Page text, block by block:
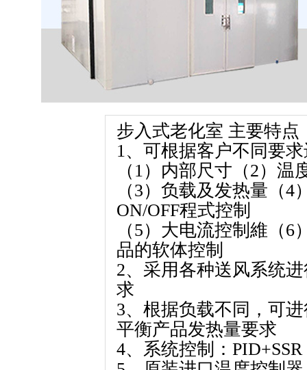
步入式老化室 主要特点
1、可根据客户不同要
（1）内部尺寸（2）温
（3）负载及发热量（
ON/OFF程式控制
（5）大电流控制維（
品的软体控制
2、采用各种送风系统
求
3、根据负载不同，可
平衡产品发热量要求
4、系统控制：PID+SSR